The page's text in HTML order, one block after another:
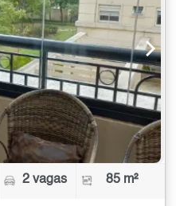
2 vagas 85 m²